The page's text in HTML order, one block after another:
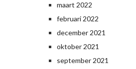
maart 2022
februari 2022
december 2021
oktober 2021
september 2021